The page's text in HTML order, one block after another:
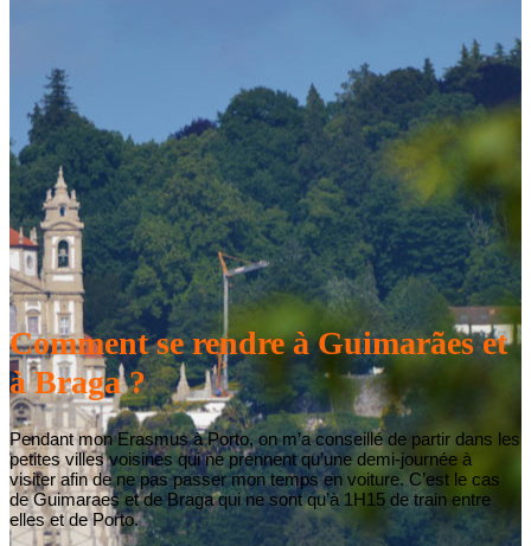
Comment se rendre à Guimarães et
à Braga ?
Pendant mon Erasmus à Porto, on m’a conseillé de partir dans les
petites villes voisines qui ne prennent qu’une demi-journée à
visiter afin de ne pas passer mon temps en voiture. C’est le cas
de Guimaraes et de Braga qui ne sont qu’à 1H15 de train entre
elles et de Porto.